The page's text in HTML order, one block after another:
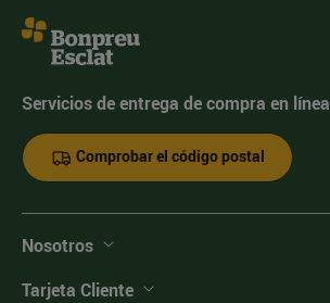
Servicios de entrega de compra en línea
Comprobar el código postal
Nosotros
Tarjeta Cliente